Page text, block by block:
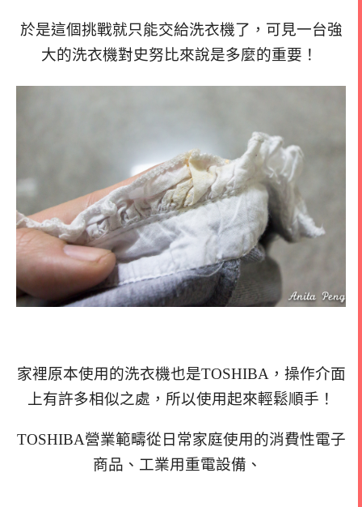
於是這個挑戰就只能交給洗衣機了，可見一台強
大的洗衣機對史努比來說是多麼的重要！
家裡原本使用的洗衣機也是TOSHIBA，操作介面
上有許多相似之處，所以使用起來輕鬆順手！
TOSHIBA營業範疇從日常家庭使用的消費性電子
商品、工業用重電設備、